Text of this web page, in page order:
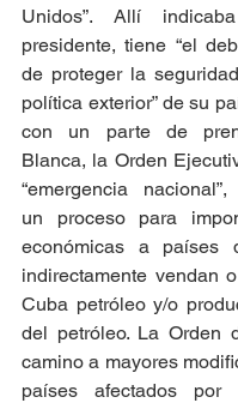
Unidos”. Allí
presidente, tiene “el
de proteger la
política exterior” de su
con un parte de
Blanca, la Orden
“emergencia
un proceso para
económicas a países
indirectamente vendan
Cuba petróleo y/o
del petróleo. La Orden
camino a mayores
países afectados